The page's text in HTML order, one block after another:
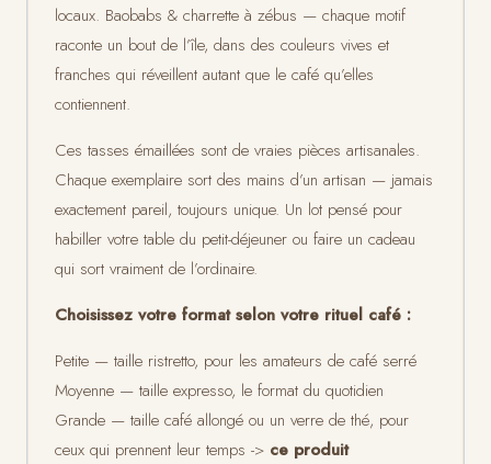
locaux. Baobabs & charrette à zébus — chaque motif
raconte un bout de l’île, dans des couleurs vives et
franches qui réveillent autant que le café qu’elles
contiennent.
Ces tasses émaillées sont de vraies pièces artisanales.
Chaque exemplaire sort des mains d’un artisan — jamais
exactement pareil, toujours unique. Un lot pensé pour
habiller votre table du petit-déjeuner ou faire un cadeau
qui sort vraiment de l’ordinaire.
Choisissez votre format selon votre rituel café :
Petite — taille ristretto, pour les amateurs de café serré
Moyenne — taille expresso, le format du quotidien
Grande — taille café allongé ou un verre de thé, pour
ceux qui prennent leur temps -> ce produit